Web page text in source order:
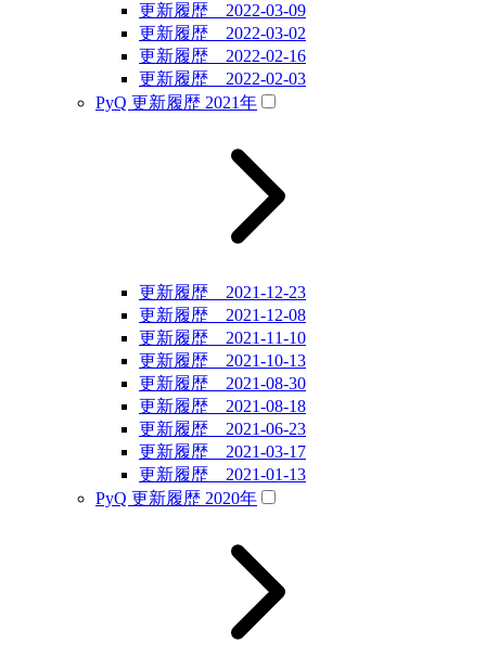
更新履歴 2022-03-09
更新履歴 2022-03-02
更新履歴 2022-02-16
更新履歴 2022-02-03
PyQ 更新履歴 2021年
更新履歴 2021-12-23
更新履歴 2021-12-08
更新履歴 2021-11-10
更新履歴 2021-10-13
更新履歴 2021-08-30
更新履歴 2021-08-18
更新履歴 2021-06-23
更新履歴 2021-03-17
更新履歴 2021-01-13
PyQ 更新履歴 2020年